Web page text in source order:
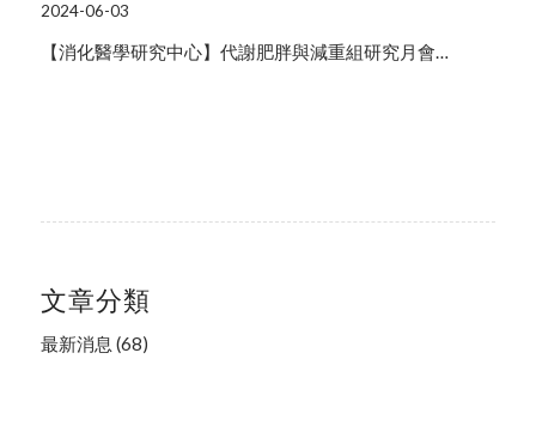
2024-06-03
【消化醫學研究中心】代謝肥胖與減重組研究月會…
文章分類
最新消息 (68)